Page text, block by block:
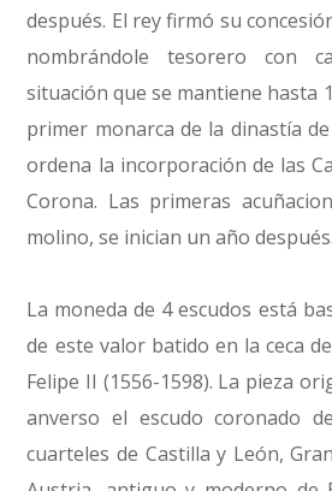
después. El rey firmó su
nombrándole tesorero con
situación que se mantiene hasta
primer monarca de la dinastía
ordena la incorporación de las
Corona. Las primeras
molino, se inician un año después.
La moneda de 4 escudos está
de este valor batido en la ceca
Felipe II (1556-1598). La pieza
anverso el escudo coronado
cuarteles de Castilla y León,